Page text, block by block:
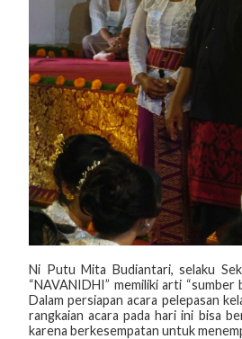
‎Ni Putu Mita Budiantari, selaku
“NAVANIDHI” memiliki arti
Dalam persiapan acara pelepasan
rangkaian acara pada hari ini bisa
karena berkesempatan untuk